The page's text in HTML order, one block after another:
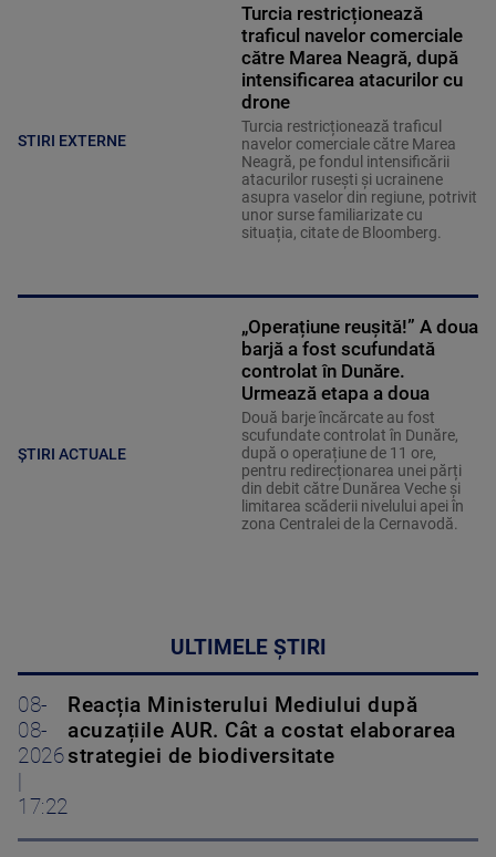
STIRI EXTERNE
Turcia restricționează
traficul navelor comerciale
către Marea Neagră, după
intensificarea atacurilor cu
drone
Turcia restricționează traficul
navelor comerciale către Marea
Neagră, pe fondul intensificării
atacurilor rusești și ucrainene
asupra vaselor din regiune, potrivit
unor surse familiarizate cu
situația, citate de Bloomberg.
ȘTIRI ACTUALE
„Operațiune reușită!” A doua
barjă a fost scufundată
controlat în Dunăre.
Urmează etapa a doua
Două barje încărcate au fost
scufundate controlat în Dunăre,
după o operațiune de 11 ore,
pentru redirecționarea unei părți
din debit către Dunărea Veche și
limitarea scăderii nivelului apei în
zona Centralei de la Cernavodă.
ULTIMELE ȘTIRI
08-
08-
2026
|
17:22
Reacția Ministerului Mediului după
acuzațiile AUR. Cât a costat elaborarea
strategiei de biodiversitate